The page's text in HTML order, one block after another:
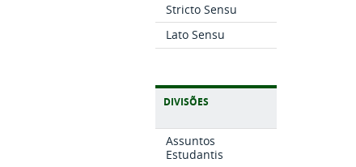
Stricto Sensu
Lato Sensu
DIVISÕES
Assuntos
Estudantis